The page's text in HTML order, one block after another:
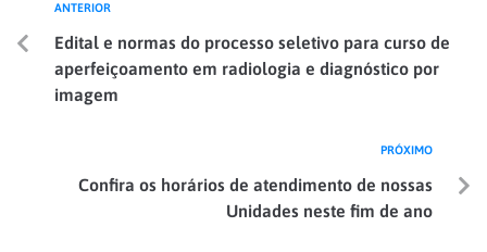
ANTERIOR
Edital e normas do processo seletivo para curso de
aperfeiçoamento em radiologia e diagnóstico por
imagem
PRÓXIMO
Confira os horários de atendimento de nossas
Unidades neste fim de ano